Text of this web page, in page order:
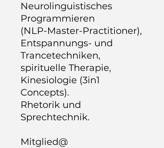
Neurolinguistisches
Programmieren
(NLP-Master-Practitioner),
Entspannungs- und
Trancetechniken,
spirituelle Therapie,
Kinesiologie (3in1
Concepts).
Rhetorik und
Sprechtechnik.
Mitglied@